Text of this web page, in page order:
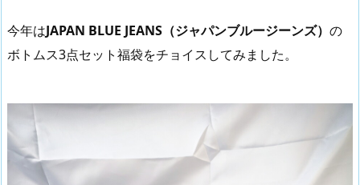
今年はJAPAN BLUE JEANS（ジャパンブルージーンズ） の
ボトムス3点セット福袋をチョイスしてみました。